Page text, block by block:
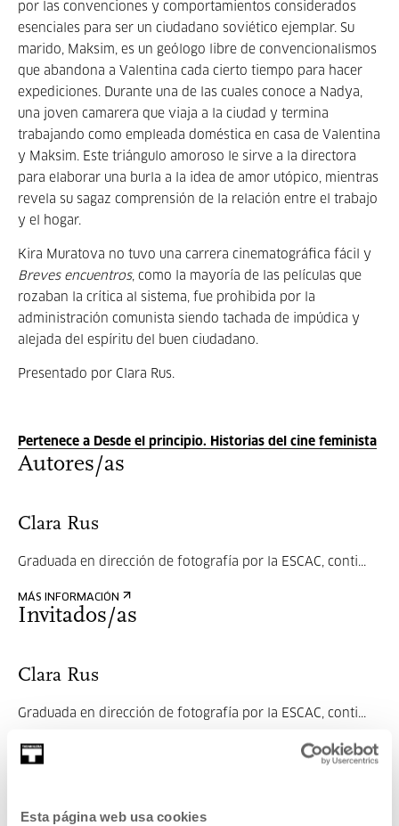
Esta página web usa cookies
por las convenciones y comportamientos considerados
esenciales para ser un ciudadano soviético ejemplar. Su
marido, Maksim, es un geólogo libre de convencionalismos
que abandona a Valentina cada cierto tiempo para hacer
expediciones. Durante una de las cuales conoce a Nadya,
una joven camarera que viaja a la ciudad y termina
trabajando como empleada doméstica en casa de Valentina
y Maksim. Este triángulo amoroso le sirve a la directora
para elaborar una burla a la idea de amor utópico, mientras
revela su sagaz comprensión de la relación entre el trabajo
y el hogar.
Kira Muratova no tuvo una carrera cinematográfica fácil y
Breves encuentros, como la mayoría de las películas que
rozaban la crítica al sistema, fue prohibida por la
administración comunista siendo tachada de impúdica y
alejada del espíritu del buen ciudadano.
Presentado por Clara Rus.
Pertenece a Desde el principio. Historias del cine feminista
Autores/as
Clara Rus
Graduada en dirección de fotografía por la ESCAC, conti...
MÁS INFORMACIÓN
Invitados/as
Clara Rus
Graduada en dirección de fotografía por la ESCAC, conti...
MÁS INFORMACIÓN